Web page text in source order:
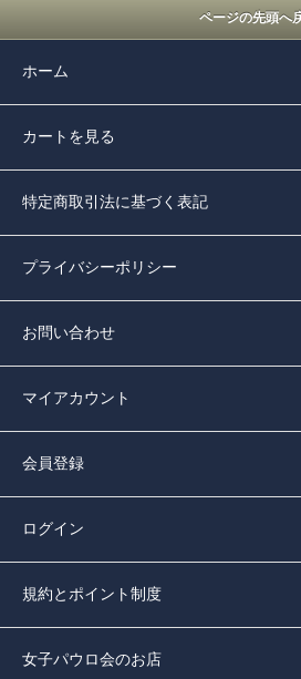
ページの先頭へ
ホーム
カートを見る
特定商取引法に基づく表記
プライバシーポリシー
お問い合わせ
マイアカウント
会員登録
ログイン
規約とポイント制度
女子パウロ会のお店